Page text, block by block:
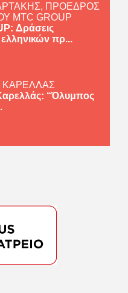
ΠΡΟΕΔΡΟΣ
MTC GROUP
Δράσεις
πρ...
“Όλυμπος